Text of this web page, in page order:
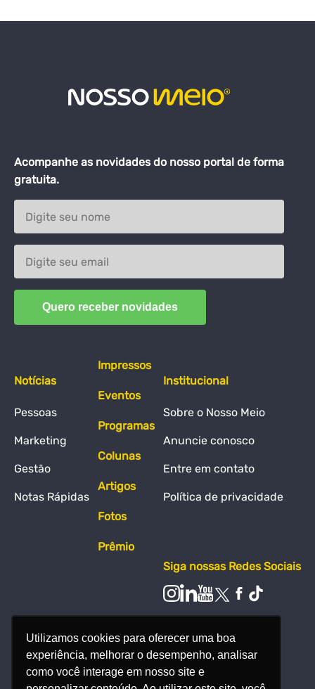
Utilizamos cookies para oferecer uma boa
experiência, melhorar o desempenho, analisar
como você interage em nosso site e
Acompanhe as novidades do nosso portal de forma
gratuita.
Notícias
Pessoas
Marketing
Gestão
Notas Rápidas
Impressos
Eventos
Programas
Colunas
Artigos
Fotos
Prêmio
Institucional
Sobre o Nosso Meio
Anuncie conosco
Entre em contato
Política de privacidade
Siga nossas Redes Sociais